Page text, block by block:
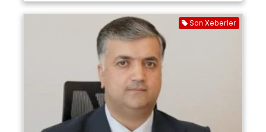
Son Xəbərlər